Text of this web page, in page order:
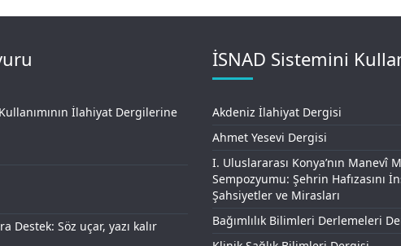
İlahiyat Dergilerine
Destek: Söz uçar, yazı kalır
İSNAD Sistemini
Akdeniz İlahiyat Dergisi
Ahmet Yesevi Dergisi
I. Uluslararası Konya’nın Manevî
Sempozyumu: Şehrin Hafızasını
Şahsiyetler ve Mirasları
Bağımlılık Bilimleri Derlemeleri